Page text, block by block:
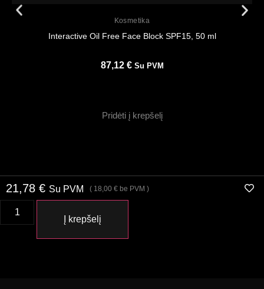
Kosmetika
Interactive Oil Free Face Block SPF15, 50 ml
87,12 € Su PVM
Pridėti į krepšelį
21,78 € Su PVM ( 18,00 € be PVM )
Į krepšelį